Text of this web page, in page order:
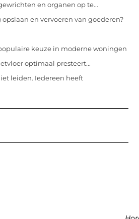
en organen op te...
en vervoeren van goederen?
keuze in moderne woningen
optimaal presteert...
leiden. Iedereen heeft